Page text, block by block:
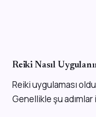
Reiki Nasıl
Reiki uygulaması
Genellikle şu